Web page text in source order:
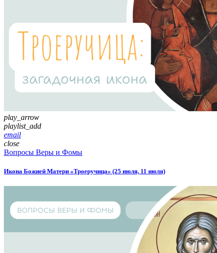
play_arrow
playlist_add
email
close
Вопросы Веры и Фомы
Икона Божией Матери «Троеручица» (25 июля, 11 июля)